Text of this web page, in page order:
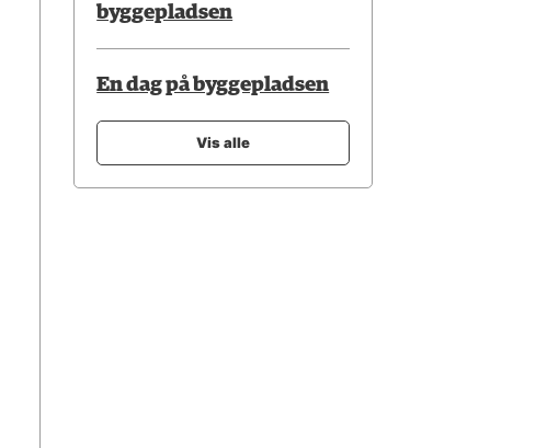
byggepladsen
En dag på byggepladsen
Vis alle